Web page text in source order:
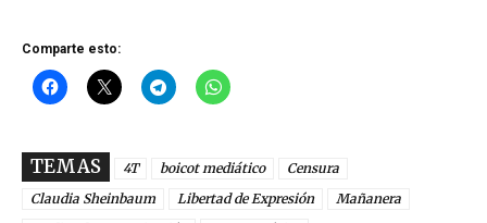
Comparte esto:
TEMAS 4T boicot mediático
Censura
Claudia Sheinbaum
Libertad de Expresión
Mañanera